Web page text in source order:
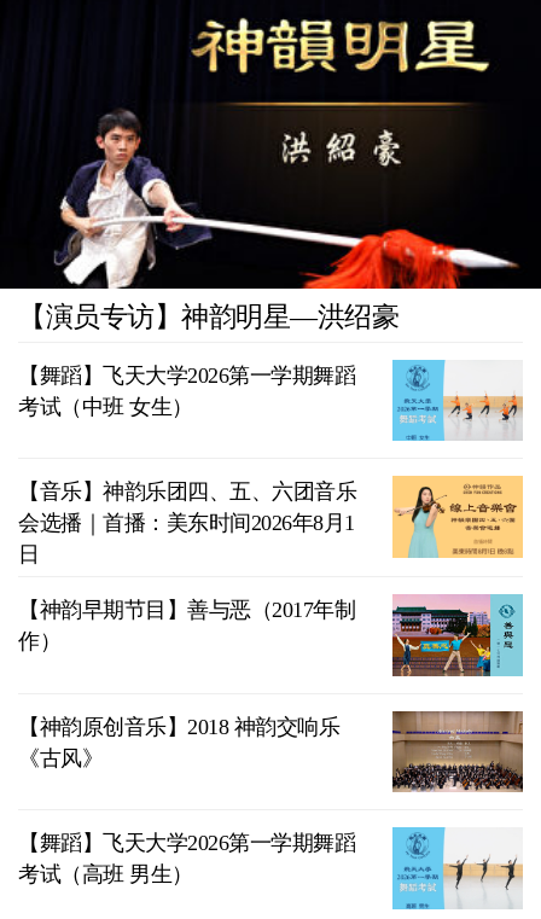
【演员专访】神韵明星—洪绍豪
【舞蹈】飞天大学2026第一学期舞蹈
考试（中班 女生）
【音乐】神韵乐团四、五、六团音乐
会选播｜首播：美东时间2026年8月1
日
【神韵早期节目】善与恶（2017年制
作）
【神韵原创音乐】2018 神韵交响乐
《古风》
【舞蹈】飞天大学2026第一学期舞蹈
考试（高班 男生）